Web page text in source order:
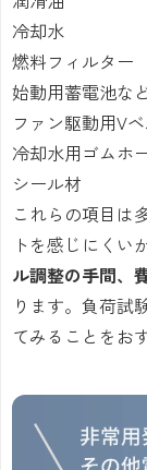
冷却水
燃料フィルター
始動用蓄電池な
ファン駆動用V
冷却水用ゴムホ
シール材
これらの項目は
トを感じにくい
ル調整の手間、
ります。負荷試
てみることをお